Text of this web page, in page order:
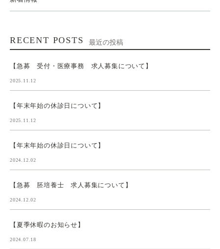
RECENT POSTS 最近の投稿
【急募 受付・医療事務 求人募集について】
2025.11.12
【年末年始の休診日について】
2025.11.12
【年末年始の休診日について】
2024.12.02
【急募 胚培養士 求人募集について】
2024.12.02
【夏季休暇のお知らせ】
2024.07.18